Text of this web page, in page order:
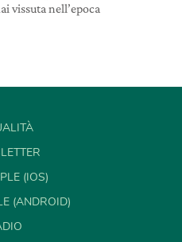
vissuta nell’epoca
(IOS)
(ANDROID)